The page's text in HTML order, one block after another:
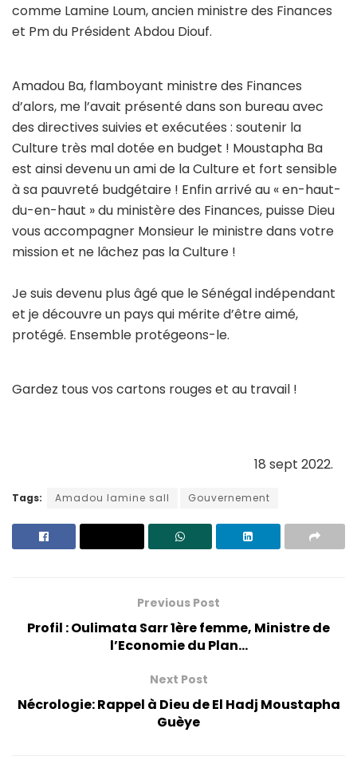
comme Lamine Loum, ancien ministre des Finances
et Pm du Président Abdou Diouf.
Amadou Ba, flamboyant ministre des Finances
d’alors, me l’avait présenté dans son bureau avec
des directives suivies et exécutées : soutenir la
Culture très mal dotée en budget ! Moustapha Ba
est ainsi devenu un ami de la Culture et fort sensible
à sa pauvreté budgétaire ! Enfin arrivé au « en-haut-
du-en-haut » du ministère des Finances, puisse Dieu
vous accompagner Monsieur le ministre dans votre
mission et ne lâchez pas la Culture !
Je suis devenu plus âgé que le Sénégal indépendant
et je découvre un pays qui mérite d’être aimé,
protégé. Ensemble protégeons-le.
Gardez tous vos cartons rouges et au travail !
18 sept 2022.
Tags: Amadou lamine sall Gouvernement
Previous Post
Profil : Oulimata Sarr 1ère femme, Ministre de
l’Economie du Plan…
Next Post
Nécrologie: Rappel à Dieu de El Hadj Moustapha
Guèye